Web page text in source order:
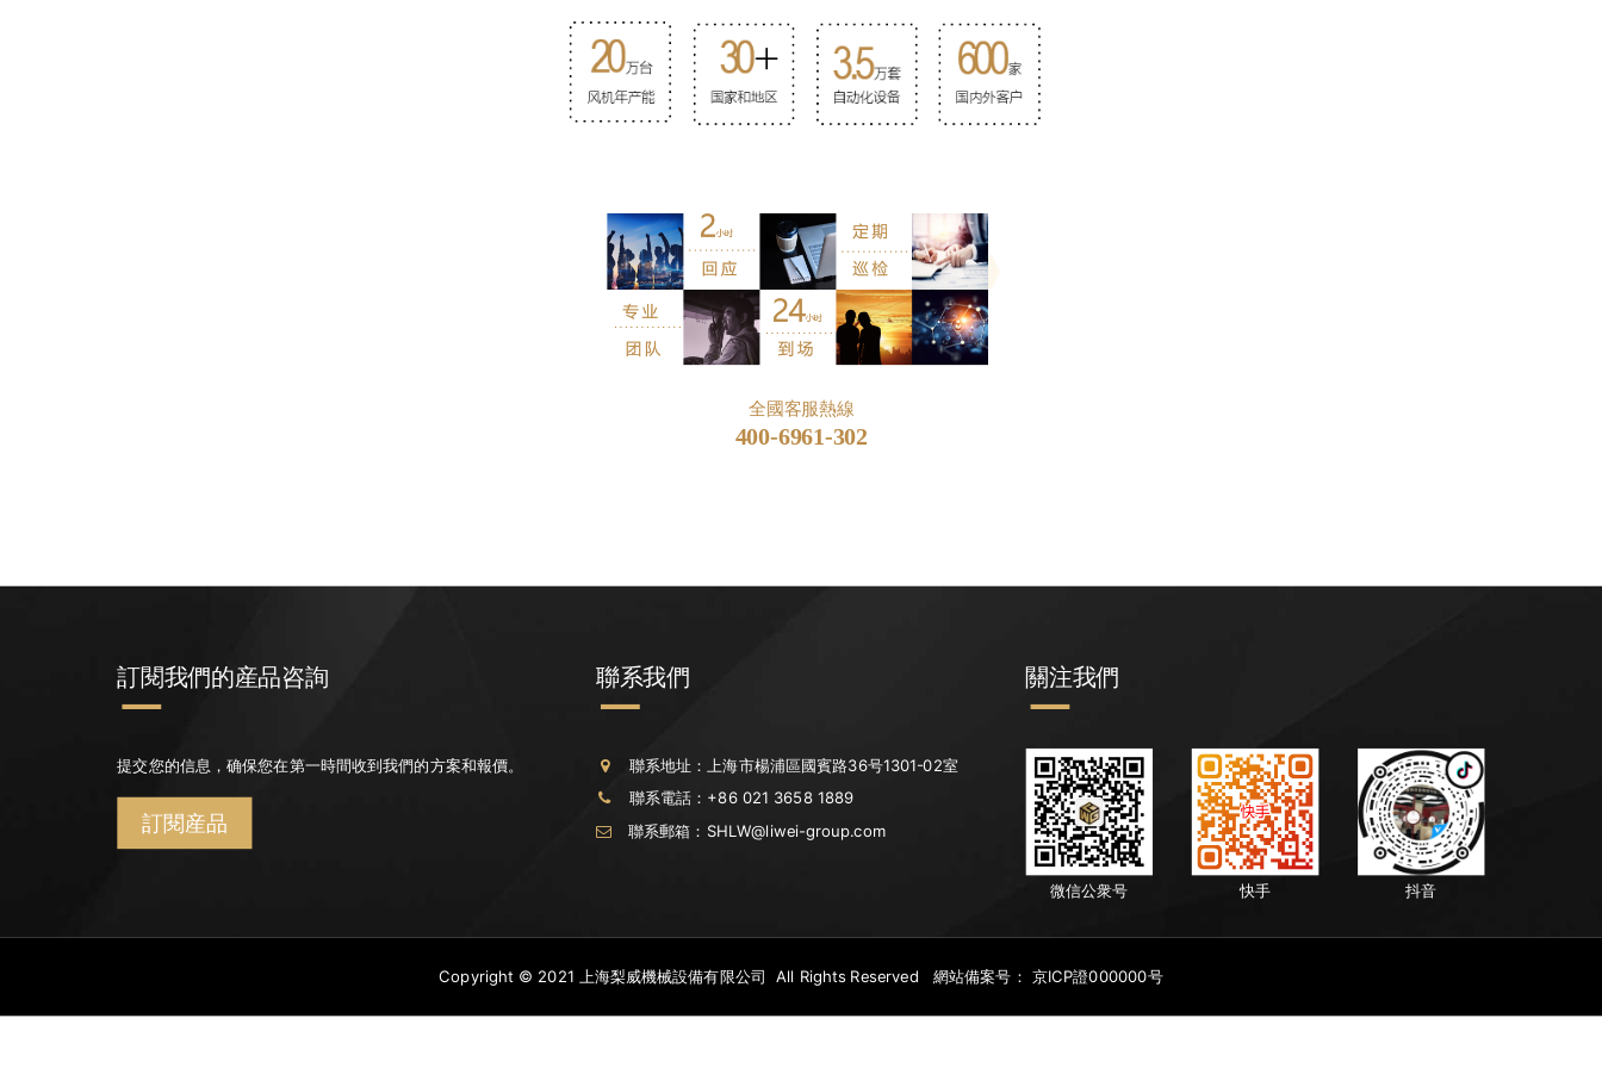
全國客服熱線
400-6961-302
訂閱我們的産品咨詢
提交您的信息，确保您在第一時間收到我們的方案和報價。
訂閱産品
聯系我們
聯系地址：上海市楊浦區國賓路36号1301-02室
聯系電話：+86 021 3658 1889
聯系郵箱：SHLW@liwei-group.com
關注我們
微信公衆号 快手 抖音
Copyright © 2021 上海梨威機械設備有限公司 All Rights Reserved 網站備案号： 京ICP證000000号